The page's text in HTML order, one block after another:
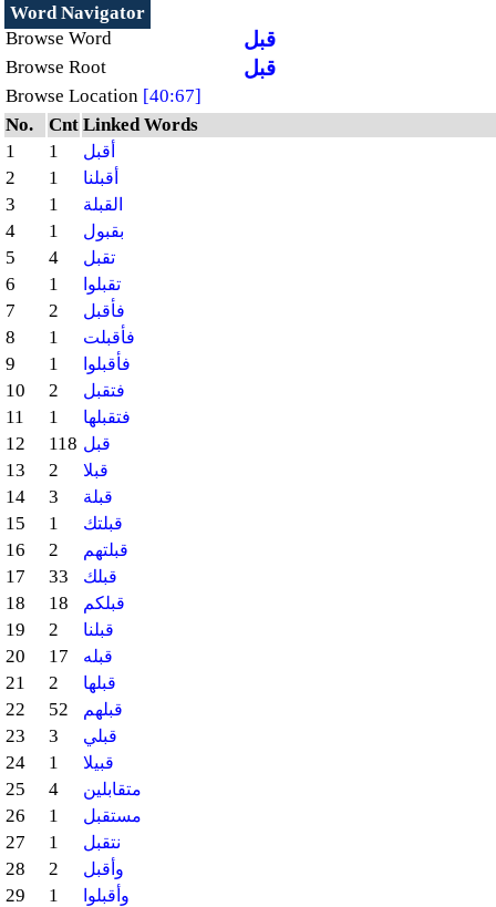
Word Navigator
Browse Word
قبل
Browse Root قبل
Browse Location [40:67]
No.
Cnt Linked Words
1
1 أقبل
2 1 أقبلنا
3 1 القبلة
4 1 بقبول
5 4 تقبل
6 1 تقبلوا
7 2 فأقبل
8 1 فأقبلت
9 1 فأقبلوا
10 2 فتقبل
11 1 فتقبلها
12 118 قبل
13 2 قبلا
14 3 قبلة
15 1 قبلتك
16 2 قبلتهم
17 33 قبلك
18 18 قبلكم
19 2 قبلنا
20 17 قبله
21 2 قبلها
22 52 قبلهم
23 3 قبلي
24 1 قبيلا
25 4 متقابلين
26 1 مستقبل
27 1 نتقبل
28 2 وأقبل
29 1 وأقبلوا